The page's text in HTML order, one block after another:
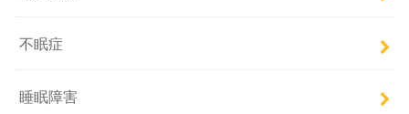
不眠症
睡眠障害